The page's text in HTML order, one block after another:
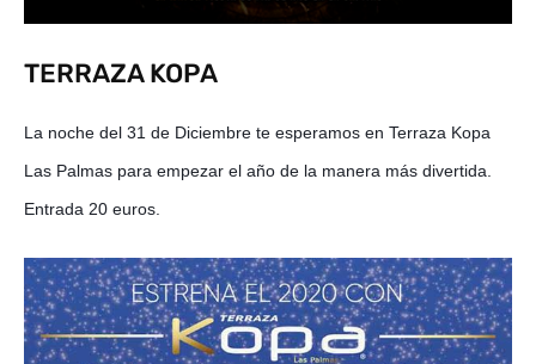
TERRAZA KOPA
La noche del 31 de Diciembre te esperamos en Terraza Kopa
Las Palmas para empezar el año de la manera más divertida.
Entrada 20 euros.